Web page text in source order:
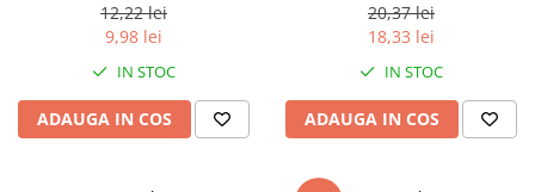
12,22 lei
9,98 lei
IN STOC
ADAUGA IN COS
20,37 lei
18,33 lei
IN STOC
ADAUGA IN COS